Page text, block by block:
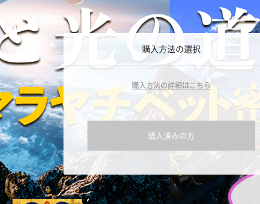
購入方法の選択
購入方法の詳細はこちら
購入済みの方